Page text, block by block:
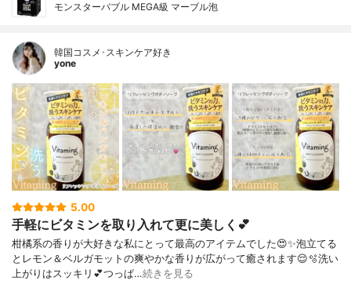
モンスターバブル MEGA級 マーブル泡
韓国コスメ･スキンケア好き
yone
5.00
手軽にビタミンを取り入れて更に美しく💕
柑橘系の香りが大好きな私にとって最高のアイテムでした😍✨️⁡泡立てる
とレモン＆ベルガモットの爽やかな香りが広がって癒されます😌️🫧⁡洗い
上がりはスッキリ💕つっぱ…続きを見る